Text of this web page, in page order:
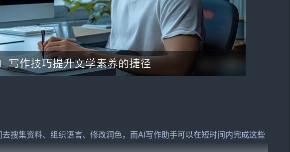
搜集资料、组织语言、修改润色，而AI写作助手可以在短时间内完成这些
助手就能迅速生成一篇符合要求的文章。这对于时间紧张的创作者来说，